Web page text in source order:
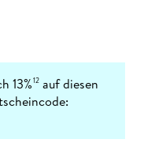
13%12 auf diesen